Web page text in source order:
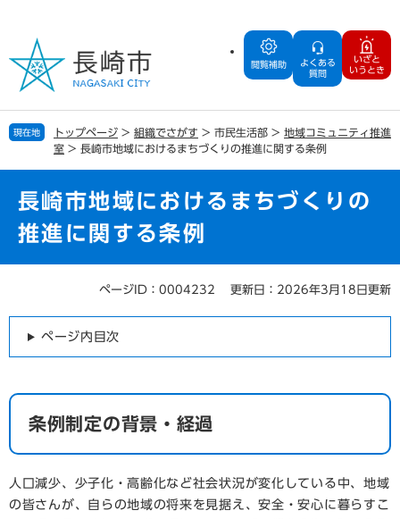
の
で
す
ー
ば
し
閲覧補助
よくある
質問
いざと
いうとき
現在地 トップページ > 組織でさがす > 市民生活部 > 地域コミュニティ推進
室 > 長崎市地域におけるまちづくりの推進に関する条例
長崎市地域におけるまちづくりの
推進に関する条例
ページID：0004232 更新日：2026年3月18日更新
ページ内目次
条例制定の背景・経過
人口減少、少子化・高齢化など社会状況が変化している中、地域
の皆さんが、自らの地域の将来を見据え、安全・安心に暮らすこ